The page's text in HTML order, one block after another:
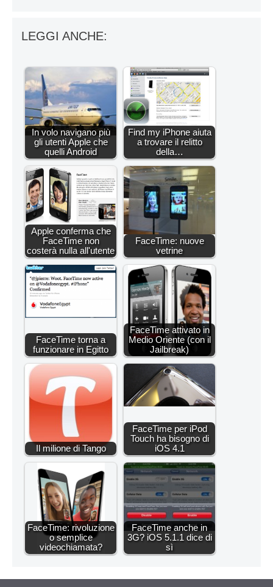
LEGGI ANCHE:
In volo navigano più
gli utenti Apple che
quelli Android
Find my iPhone aiuta
a trovare il relitto
della…
Apple conferma che
FaceTime non
costerà nulla all'utente
FaceTime: nuove
vetrine
FaceTime torna a
funzionare in Egitto
FaceTime attivato in
Medio Oriente (con il
Jailbreak)
Il milione di Tango
FaceTime per iPod
Touch ha bisogno di
iOS 4.1
FaceTime: rivoluzione
o semplice
videochiamata?
FaceTime anche in
3G? iOS 5.1.1 dice di
sì